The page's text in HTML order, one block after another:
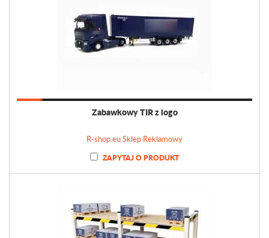
Zabawkowy TIR z logo
R-shop.eu Sklep Reklamowy
ZAPYTAJ O PRODUKT